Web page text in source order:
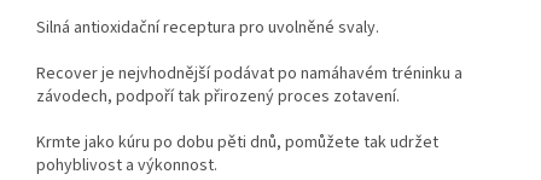
Silná antioxidační receptura pro uvolněné svaly.
Recover je nejvhodnější podávat po namáhavém tréninku a
závodech, podpoří tak přirozený proces zotavení.
Krmte jako kúru po dobu pěti dnů, pomůžete tak udržet
pohyblivost a výkonnost.